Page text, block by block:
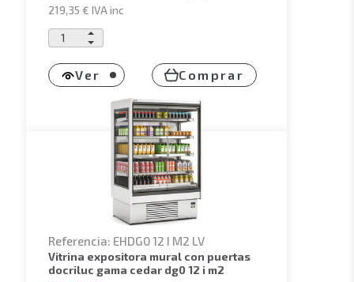
219,35 €IVA inc
Ver Comprar
Referencia: EHDG0 12 I M2 LV
vitrina expositora mural con puertas
docriluc gama cedar dg0 12 i m2